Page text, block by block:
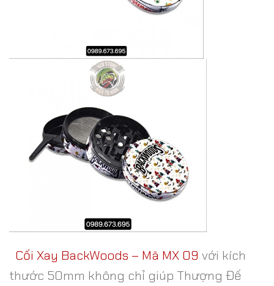
Cối Xay BackWoods – Mã MX 09 với kích
thước 50mm không chỉ giúp Thượng Đế